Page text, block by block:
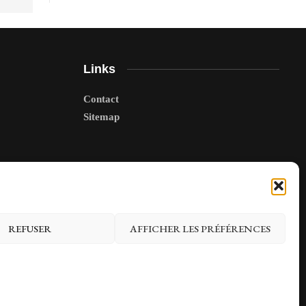
REFUSER AFFICHER LES PRÉFÉRENCES
Links
Contact
Sitemap